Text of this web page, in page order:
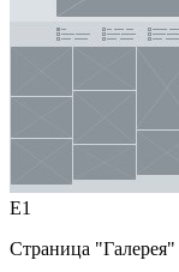
E1
Страница "Галерея"